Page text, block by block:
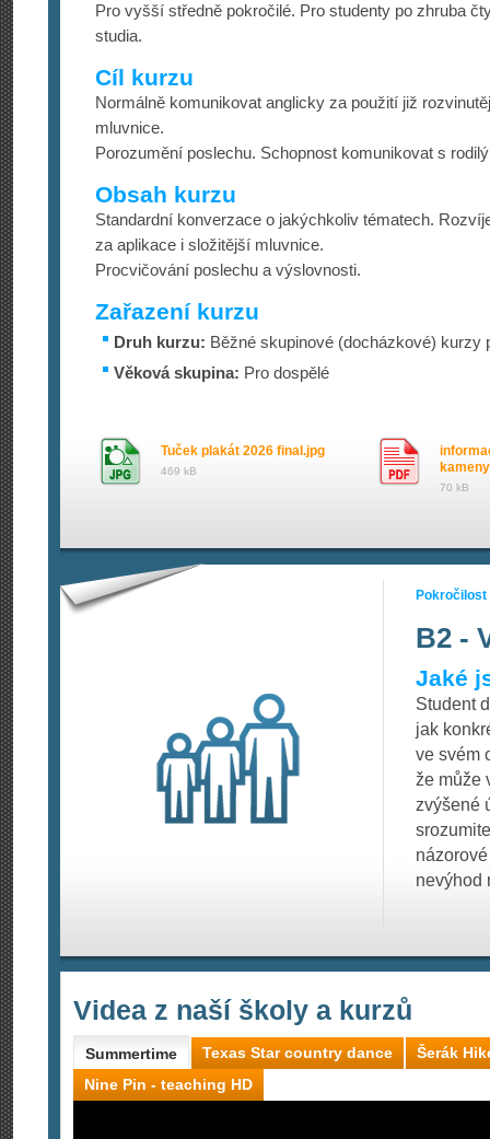
Pro vyšší středně pokročilé. Pro studenty po zhruba
studia.
Cíl kurzu
Normálně komunikovat anglicky za použití již
mluvnice.
Porozumění poslechu. Schopnost komunikovat s
Obsah kurzu
Standardní konverzace o jakýchkoliv tématech.
za aplikace i složitější mluvnice.
Procvičování poslechu a výslovnosti.
Zařazení kurzu
Druh kurzu: Běžné skupinové (docházkové) kurzy
Věková skupina: Pro dospělé
Tuček plakát 2026 final.jpg
469 kB
70 kB
Pokročilost
B2 -
Jaké
Student
jak
ve svém
že může
zvýšené
nevýhod
Videa z naší školy a kurzů
Summertime Texas Star country dance
Šerák
Nine Pin - teaching HD